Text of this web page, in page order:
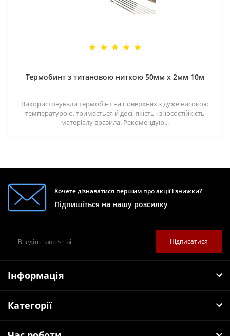
Термобинт з титановою ниткою 50мм х 2мм 10м
Використовували термобінт на поверхнях з дуже високою
температурою, тримається й досі, якість і зносостійкість
матеріалу вразила. Рекомендую...
Хочете дізнаватися першим про акції і знижки?
Підпишіться на нашу розсилку
Підписатися
Інформація
Категорії